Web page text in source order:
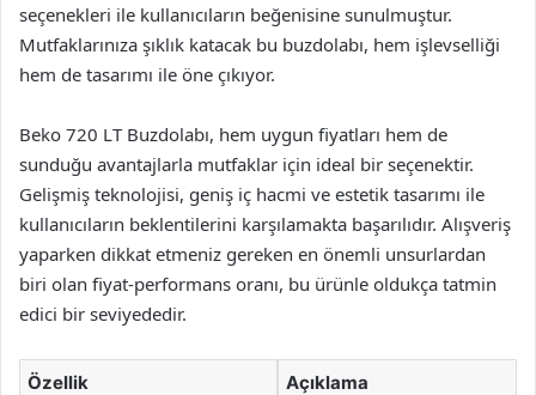
seçenekleri ile kullanıcıların beğenisine sunulmuştur.
Mutfaklarınıza şıklık katacak bu buzdolabı, hem işlevselliği
hem de tasarımı ile öne çıkıyor.
Beko 720 LT Buzdolabı, hem uygun fiyatları hem de
sunduğu avantajlarla mutfaklar için ideal bir seçenektir.
Gelişmiş teknolojisi, geniş iç hacmi ve estetik tasarımı ile
kullanıcıların beklentilerini karşılamakta başarılıdır. Alışveriş
yaparken dikkat etmeniz gereken en önemli unsurlardan
biri olan fiyat-performans oranı, bu ürünle oldukça tatmin
edici bir seviyededir.
Özellik Açıklama